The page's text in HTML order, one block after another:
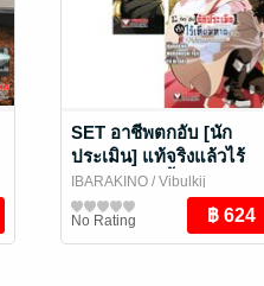
SET อาชีพตกอับ [นัก
ประเมิน] แท้จริงแล้วไร้
เทียมทานซะงั้น ~ได้รับ
[เนตรเทวะ] อันสุดยอดมา
ซะอย่างนั้น~ เล่ม 1-7 (จบ)
IBARAKINO / Vibulkij
Publishing
การ์ตูนทั่วไป
No Rating